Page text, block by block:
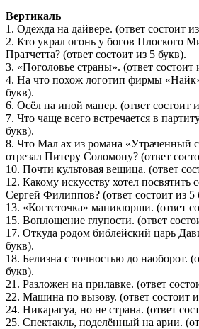
Вертикаль
1. Одежда на дайвере. (ответ состоит
2. Кто украл огонь у богов Плоского
Пратчетта? (ответ состоит из 5 букв).
3. «Поголовье страны». (ответ состоит
4. На что похож логотип фирмы
букв).
6. Осёл на иной манер. (ответ состоит
7. Что чаще всего встречается в
букв).
8. Что Мал ах из романа «Утраченный
отрезал Питеру Соломону? (ответ
10. Почти культовая вещица. (ответ
12. Какому искусству хотел посвятить
Сергей Филиппов? (ответ состоит из 5
13. «Когтеточка» маникюрши. (ответ
15. Воплощение глупости. (ответ
17. Откуда родом библейский царь
букв).
18. Белизна с точностью до наоборот.
букв).
21. Разложен на прилавке. (ответ
22. Машина по вызову. (ответ состоит
24. Никарагуа, но не страна. (ответ
25. Спектакль, поделённый на арии.